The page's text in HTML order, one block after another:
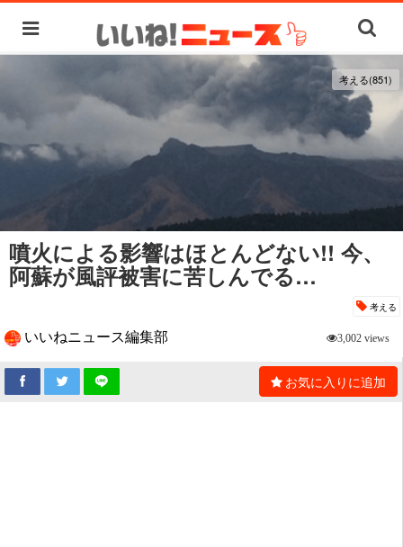
考える(851)
噴火による影響はほとんどない!! 今、
阿蘇が風評被害に苦しんでる…
考える
いいねニュース編集部 3,002 views
お気に入りに追加